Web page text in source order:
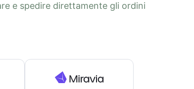
e spedire direttamente gli ordini